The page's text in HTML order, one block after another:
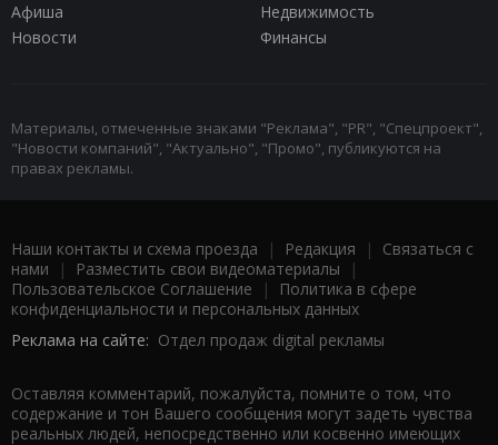
Афиша
Недвижимость
Новости
Финансы
Материалы, отмеченные знаками "Реклама", "PR", "Спецпроект",
"Новости компаний", "Актуально", "Промо", публикуются на
правах рекламы.
Наши контакты и схема проезда | Редакция | Связаться с
нами | Разместить свои видеоматериалы |
Пользовательское Соглашение |
Политика в сфере
конфиденциальности и персональных данных
Реклама на сайте: Отдел продаж digital рекламы
Оставляя комментарий, пожалуйста, помните о том, что
содержание и тон Вашего сообщения могут задеть чувства
реальных людей, непосредственно или косвенно имеющих